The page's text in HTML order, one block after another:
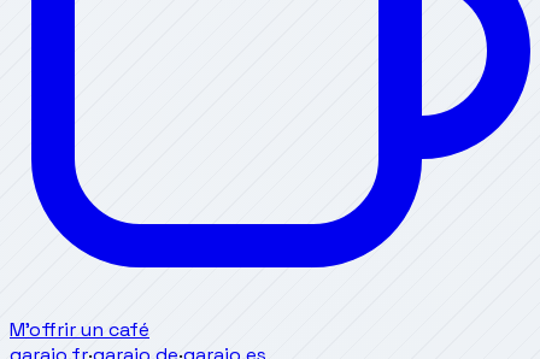
M'offrir un café